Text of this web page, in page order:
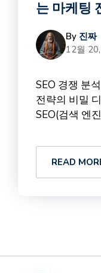
는 마케팅
By 진짜
12월
SEO 경쟁 분
전략의 비밀
SEO(검색 엔
READ